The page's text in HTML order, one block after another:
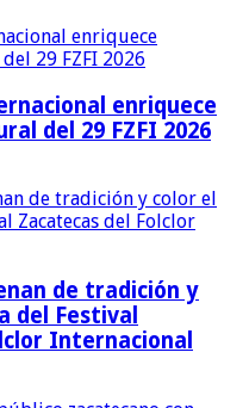
enriquece
del 29 FZFI 2026
de tradición y
del Festival
Internacional